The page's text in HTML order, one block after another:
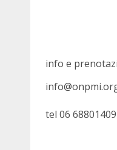
info e
tel 06 68801409